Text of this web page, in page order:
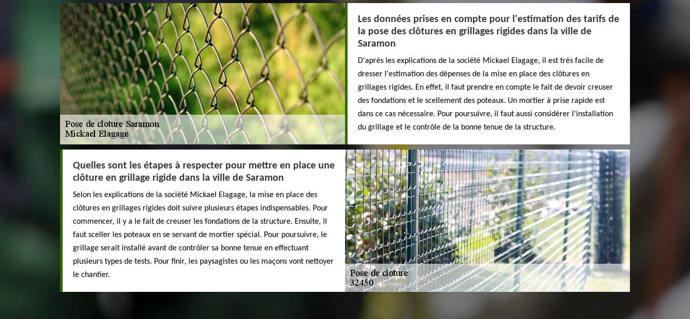
Les données prises en compte pour l'estimation des tarifs de
la pose des clôtures en grillages rigides dans la ville de
Saramon
D'après les explications de la société Mickael Elagage, il est très facile de
dresser l'estimation des dépenses de la mise en place des clôtures en
grillages rigides. En effet, il faut prendre en compte le fait de devoir creuser
des fondations et le scellement des poteaux. Un mortier à prise rapide est
dans ce cas nécessaire. Pour poursuivre, il faut aussi considérer l'installation
du grillage et le contrôle de la bonne tenue de la structure.
Quelles sont les étapes à respecter pour mettre en place une
clôture en grillage rigide dans la ville de Saramon
Selon les explications de la société Mickael Elagage, la mise en place des
clôtures en grillages rigides doit suivre plusieurs étapes indispensables. Pour
commencer, il y a le fait de creuser les fondations de la structure. Ensuite, il
faut sceller les poteaux en se servant de mortier spécial. Pour poursuivre, le
grillage serait installé avant de contrôler sa bonne tenue en effectuant
plusieurs types de tests. Pour finir, les paysagistes ou les maçons vont nettoyer
le chantier.